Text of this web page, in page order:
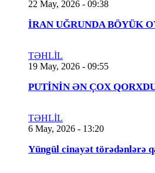
22 May, 2026 - 09:38
İRAN UĞRUNDA BÖYÜK
TƏHLİL
19 May, 2026 - 09:55
PUTİNİN ƏN ÇOX
TƏHLİL
6 May, 2026 - 13:20
Yüngül cinayət törədənlərə